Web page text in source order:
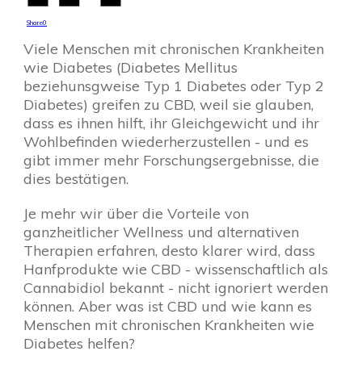
Share0
Viele Menschen mit chronischen Krankheiten
wie Diabetes (Diabetes Mellitus
beziehunsgweise Typ 1 Diabetes oder Typ 2
Diabetes) greifen zu CBD, weil sie glauben,
dass es ihnen hilft, ihr Gleichgewicht und ihr
Wohlbefinden wiederherzustellen - und es
gibt immer mehr Forschungsergebnisse, die
dies bestätigen.
Je mehr wir über die Vorteile von
ganzheitlicher Wellness und alternativen
Therapien erfahren, desto klarer wird, dass
Hanfprodukte wie CBD - wissenschaftlich als
Cannabidiol bekannt - nicht ignoriert werden
können. Aber was ist CBD und wie kann es
Menschen mit chronischen Krankheiten wie
Diabetes helfen?